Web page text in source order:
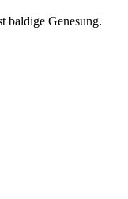
baldige Genesung.